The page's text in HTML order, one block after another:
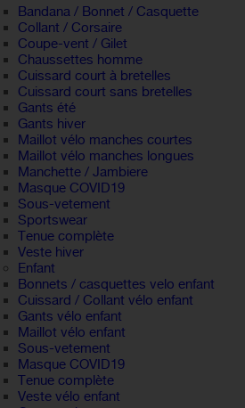
Bandana / Bonnet / Casquette
Collant / Corsaire
Coupe-vent / Gilet
Chaussettes homme
Cuissard court à bretelles
Cuissard court sans bretelles
Gants été
Gants hiver
Maillot vélo manches courtes
Maillot vélo manches longues
Manchette / Jambiere
Masque COVID19
Sous-vetement
Sportswear
Tenue complète
Veste hiver
Enfant
Bonnets / casquettes velo enfant
Cuissard / Collant vélo enfant
Gants vélo enfant
Maillot vélo enfant
Sous-vetement
Masque COVID19
Tenue complète
Veste vélo enfant